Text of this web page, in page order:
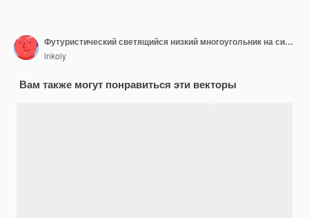
Футуристический светящийся низкий многоугольник на синем фоне
inkoly
Вам также могут понравиться эти векторы